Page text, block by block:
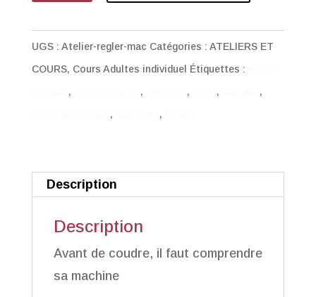
Je
débute
coudre
UGS : Atelier-regler-mac Catégories : ATELIERS ET
COURS, Cours Adultes individuel Étiquettes :
, , , ,
,
, ,
Description
Description
Avant de coudre, il faut comprendre
sa machine